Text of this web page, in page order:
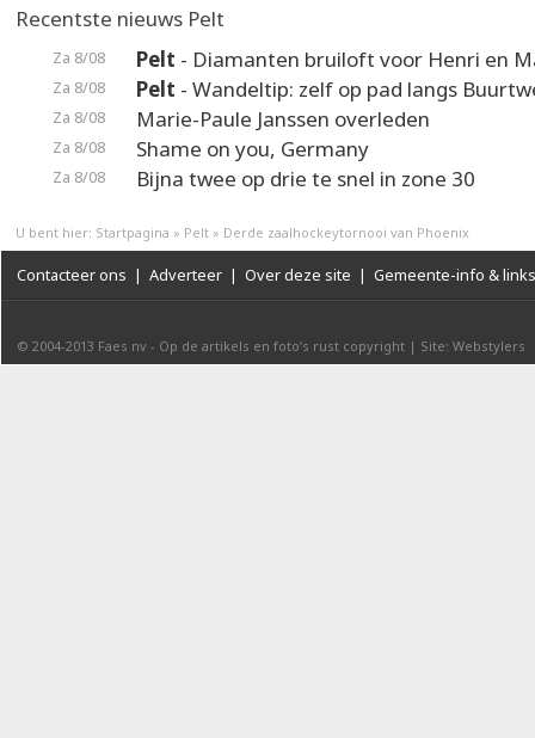
Recentste nieuws Pelt
Za 8/08 Pelt - Diamanten bruiloft voor Henri en
Za 8/08 Pelt - Wandeltip: zelf op pad langs
Za 8/08 Marie-Paule Janssen overleden
Za 8/08 Shame on you, Germany
Za 8/08 Bijna twee op drie te snel in zone 30
U bent hier: Startpagina » Pelt » Derde zaalhockeytornooi van Phoenix
Contacteer ons | Adverteer | Over deze site | Gemeente-info & links
© 2004-2013 Faes nv - Op de artikels en foto’s rust copyright | Site: Webstylers